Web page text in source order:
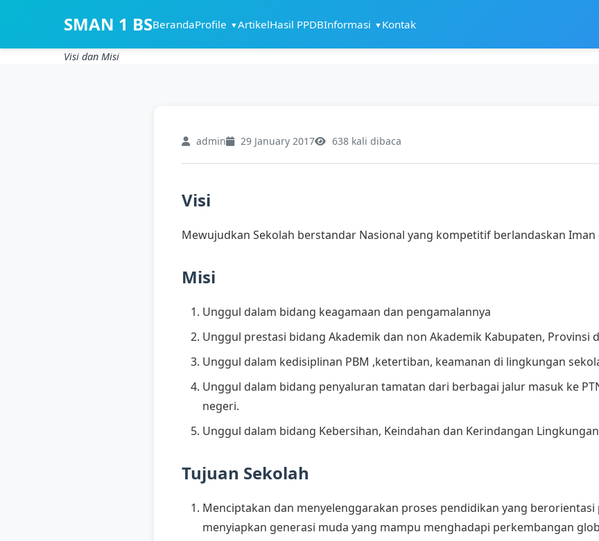
SMAN 1 BSBerandaProfile ▼ArtikelHasil PPDBInformasi ▼ Kontak
Visi dan Misi
admin 29 January 2017 638 kali dibaca
Visi
Mewujudkan Sekolah berstandar Nasional yang kompetitif berlandaskan Iman
Misi
Unggul dalam bidang keagamaan dan pengamalannya
Unggul prestasi bidang Akademik dan non Akademik Kabupaten, Provinsi
Unggul dalam kedisiplinan PBM ,ketertiban, keamanan di lingkungan
Unggul dalam bidang penyaluran tamatan dari berbagai jalur masuk ke
negeri.
Unggul dalam bidang Kebersihan, Keindahan dan Kerindangan
Tujuan Sekolah
Menciptakan dan menyelenggarakan proses pendidikan yang berorientasi
menyiapkan generasi muda yang mampu menghadapi perkembangan